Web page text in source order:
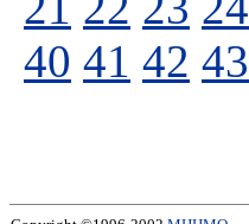
40 41 42 43